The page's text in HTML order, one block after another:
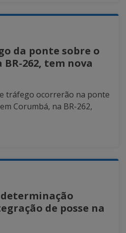
da ponte sobre o
262, tem nova
tráfego ocorrerão na ponte
Corumbá, na BR-262,
de posse na